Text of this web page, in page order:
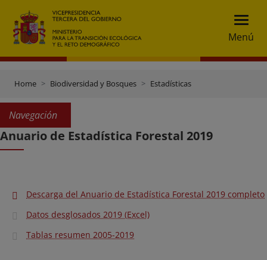
Menú
Home Biodiversidad y Bosques Estadísticas
Navegación
Anuario de Estadística Forestal 2019
Descarga del Anuario de Estadística Forestal 2019 completo
Datos desglosados 2019 (Excel)
Tablas resumen 2005-2019